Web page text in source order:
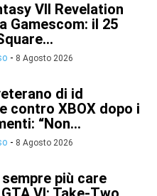
VII Revelation
Gamescom: il 25
- 8 Agosto 2026
di id
contro XBOX dopo i
“Non...
- 8 Agosto 2026
più care